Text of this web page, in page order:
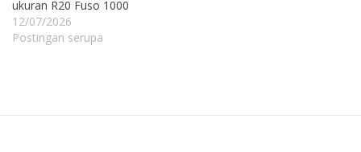
ukuran R20 Fuso 1000
12/07/2026
Postingan serupa